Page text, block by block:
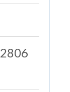
2806